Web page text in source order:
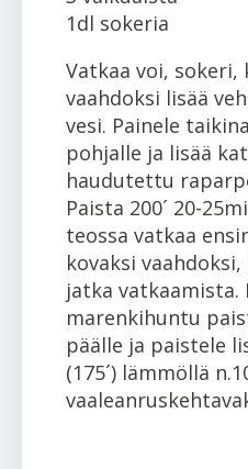
1dl sokeria
Vatkaa voi, sokeri,
vaahdoksi lisää
vesi. Painele
pohjalle ja lisää
haudutettu
Paista 200´ 20-
teossa vatkaa
kovaksi
jatka vatkaamista.
marenkihuntu
päälle ja paistele
(175´) lämmöllä